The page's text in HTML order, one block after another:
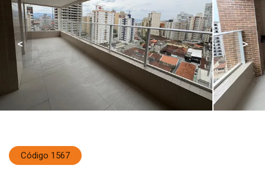
< >
Código 1567